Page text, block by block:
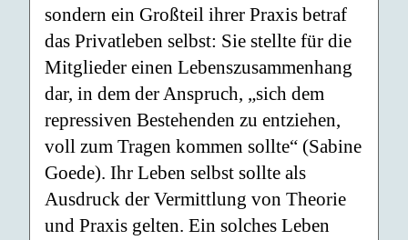
sondern ein Großteil ihrer Praxis betraf
das Privatleben selbst: Sie stellte für die
Mitglieder einen Lebenszusammenhang
dar, in dem der Anspruch, „sich dem
repressiven Bestehenden zu entziehen,
voll zum Tragen kommen sollte“ (Sabine
Goede). Ihr Leben selbst sollte als
Ausdruck der Vermittlung von Theorie
und Praxis gelten. Ein solches Leben